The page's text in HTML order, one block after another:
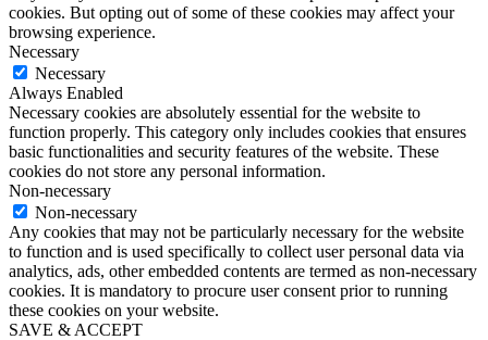
cookies. But opting out of some of these cookies may affect your
browsing experience.
Necessary
Necessary
Always Enabled
Necessary cookies are absolutely essential for the website to
function properly. This category only includes cookies that ensures
basic functionalities and security features of the website. These
cookies do not store any personal information.
Non-necessary
Non-necessary
Any cookies that may not be particularly necessary for the website
to function and is used specifically to collect user personal data via
analytics, ads, other embedded contents are termed as non-necessary
cookies. It is mandatory to procure user consent prior to running
these cookies on your website.
SAVE & ACCEPT